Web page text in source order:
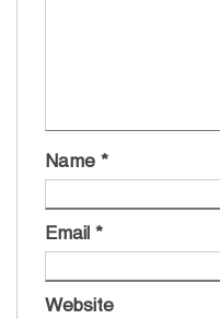
Name *
Email *
Website